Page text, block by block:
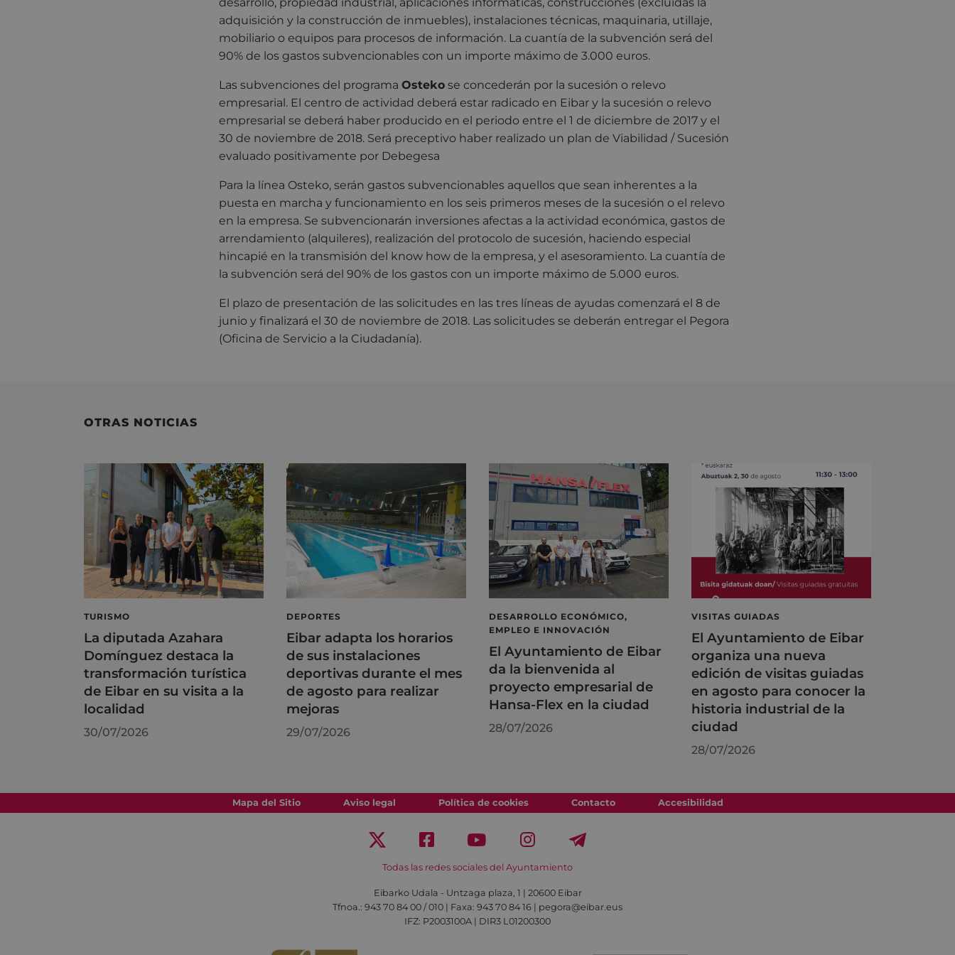
adquisición y la construcción de inmuebles), instalaciones técnicas, maquinaria, utillaje,
mobiliario o equipos para procesos de información. La cuantía de la subvención será del
90% de los gastos subvencionables con un importe máximo de 3.000 euros.
Las subvenciones del programa Osteko se concederán por la sucesión o relevo
empresarial. El centro de actividad deberá estar radicado en Eibar y la sucesión o relevo
empresarial se deberá haber producido en el periodo entre el 1 de diciembre de 2017 y el
30 de noviembre de 2018. Será preceptivo haber realizado un plan de Viabilidad / Sucesión
evaluado positivamente por Debegesa
Para la línea Osteko, serán gastos subvencionables aquellos que sean inherentes a la
puesta en marcha y funcionamiento en los seis primeros meses de la sucesión o el relevo
en la empresa. Se subvencionarán inversiones afectas a la actividad económica, gastos de
arrendamiento (alquileres), realización del protocolo de sucesión, haciendo especial
hincapié en la transmisión del know how de la empresa, y el asesoramiento. La cuantía de
la subvención será del 90% de los gastos con un importe máximo de 5.000 euros.
El plazo de presentación de las solicitudes en las tres líneas de ayudas comenzará el 8 de
junio y finalizará el 30 de noviembre de 2018. Las solicitudes se deberán entregar el Pegora
(Oficina de Servicio a la Ciudadanía).
OTRAS NOTICIAS
TURISMO
La diputada Azahara
Domínguez destaca la
transformación turística
de Eibar en su visita a la
localidad
30/07/2026
DEPORTES
Eibar adapta los horarios
de sus instalaciones
deportivas durante el mes
de agosto para realizar
mejoras
29/07/2026
DESARROLLO ECONÓMICO,
EMPLEO E INNOVACIÓN
El Ayuntamiento de Eibar
da la bienvenida al
proyecto empresarial de
Hansa-Flex en la ciudad
28/07/2026
VISITAS GUIADAS
El Ayuntamiento de Eibar
organiza una nueva
edición de visitas guiadas
en agosto para conocer la
historia industrial de la
ciudad
28/07/2026
Mapa del Sitio Aviso legal Política de cookies Contacto Accesibilidad
Todas las redes sociales del Ayuntamiento
Eibarko Udala - Untzaga plaza, 1 | 20600 Eibar
Tfnoa.: 943 70 84 00 / 010 | Faxa: 943 70 84 16 | pegora@eibar.eus
IFZ: P2003100A | DIR3 L01200300